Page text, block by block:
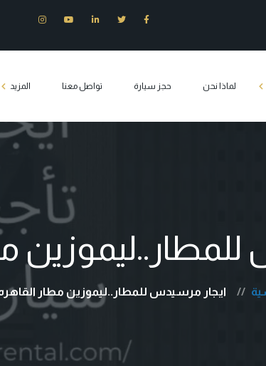
Tourist
لماذا نحن حجز سيارة تواصل معنا المزيد
ايجار مرسيدس للمطار..ليموزين مطار